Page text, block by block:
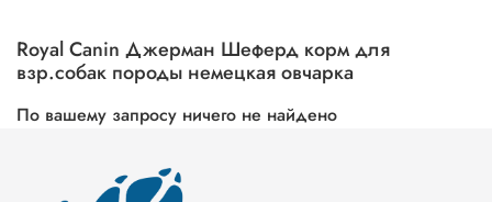
Royal Canin Джерман Шеферд корм для
взр.собак породы немецкая овчарка
По вашему запросу ничего не найдено